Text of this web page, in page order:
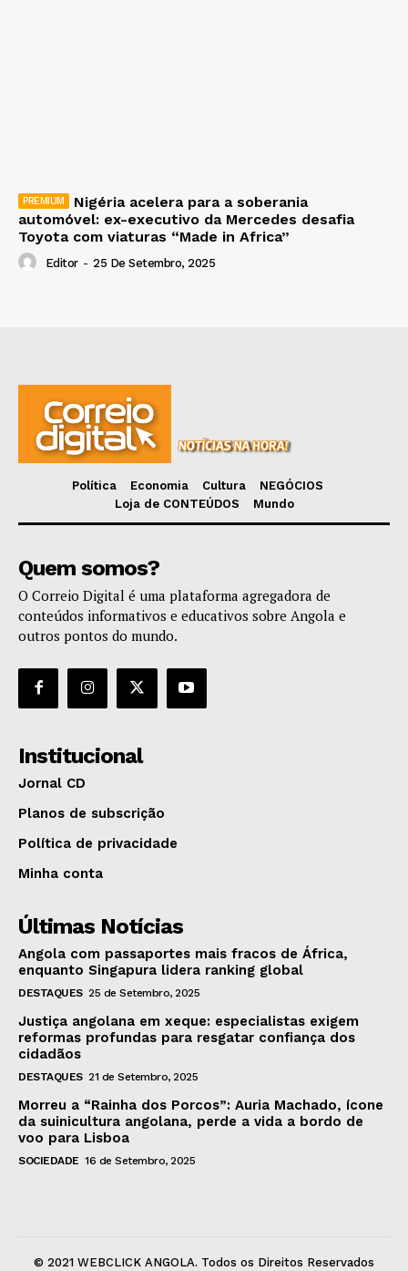
Nigéria acelera para a soberania
automóvel: ex-executivo da Mercedes desafia
Toyota com viaturas “Made in Africa”
Editor - 25 De Setembro, 2025
Política Economia Cultura
NEGÓCIOS
Loja de CONTEÚDOS
Mundo
Quem somos?
O Correio Digital é uma plataforma agregadora de
conteúdos informativos e educativos sobre Angola e
outros pontos do mundo.
Institucional
Jornal CD
Planos de subscrição
Política de privacidade
Minha conta
Últimas Notícias
Angola com passaportes mais fracos de África,
enquanto Singapura lidera ranking global
DESTAQUES 25 de Setembro, 2025
Justiça angolana em xeque: especialistas exigem
reformas profundas para resgatar confiança dos
cidadãos
DESTAQUES 21 de Setembro, 2025
Morreu a “Rainha dos Porcos”: Auria Machado, ícone
da suinicultura angolana, perde a vida a bordo de
voo para Lisboa
SOCIEDADE 16 de Setembro, 2025
© 2021 WEBCLICK ANGOLA. Todos os Direitos Reservados